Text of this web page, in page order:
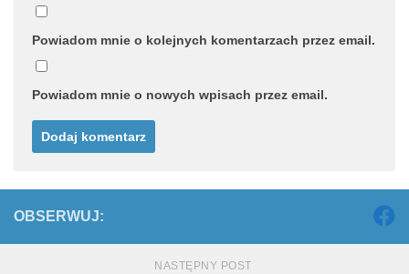
Powiadom mnie o kolejnych komentarzach przez email.
Powiadom mnie o nowych wpisach przez email.
OBSERWUJ:
NASTĘPNY POST